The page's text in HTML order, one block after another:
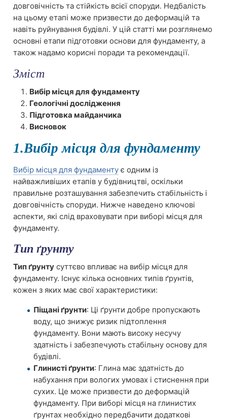
довговічність та стійкість всієї споруди. Недбалість
на цьому етапі може призвести до деформацій та
навіть руйнування будівлі. У цій статті ми розглянемо
основні етапи підготовки основи для фундаменту, а
також надамо корисні поради та рекомендації.
Зміст
Вибір місця для фундаменту
Геологічні дослідження
Підготовка майданчика
Висновок
1.Вибір місця для фундаменту
Вибір місця для фундаменту є одним із
найважливіших етапів у будівництві, оскільки
правильне розташування забезпечить стабільність і
довговічність споруди. Нижче наведено ключові
аспекти, які слід враховувати при виборі місця для
фундаменту.
Тип ґрунту
Тип ґрунту суттєво впливає на вибір місця для
фундаменту. Існує кілька основних типів ґрунтів,
кожен з яких має свої характеристики:
Піщані ґрунти: Ці ґрунти добре пропускають
воду, що знижує ризик підтоплення
фундаменту. Вони мають високу несучу
здатність і забезпечують стабільну основу для
будівлі.
Глинисті ґрунти: Глина має здатність до
набухання при вологих умовах і стиснення при
сухих. Це може призвести до деформацій
фундаменту. При виборі місця на глинистих
ґрунтах необхідно передбачити додаткові